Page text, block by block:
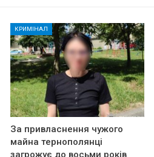
КРИМІНАЛ
За привласнення чужого
майна тернополянці
загрожує до восьми років